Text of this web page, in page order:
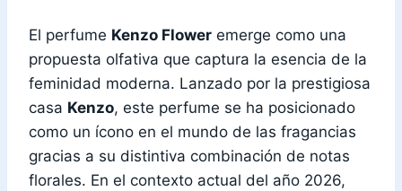
El perfume Kenzo Flower emerge como una
propuesta olfativa que captura la esencia de la
feminidad moderna. Lanzado por la prestigiosa
casa Kenzo, este perfume se ha posicionado
como un ícono en el mundo de las fragancias
gracias a su distintiva combinación de notas
florales. En el contexto actual del año 2026,